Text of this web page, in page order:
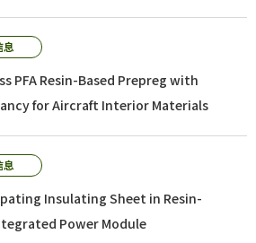
息
PFA Resin-Based Prepreg with
for Aircraft Interior Materials
息
Insulating Sheet in Resin-
Power Module